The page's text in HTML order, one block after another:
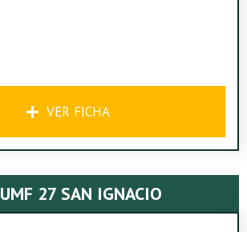
VER FICHA
UMF 27 SAN IGNACIO